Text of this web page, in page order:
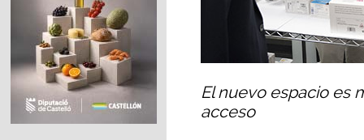
El nuevo espacio es
acceso